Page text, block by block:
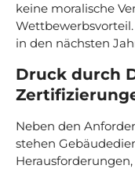
keine moralische
in den nächsten
Druck durch
Neben den
stehen